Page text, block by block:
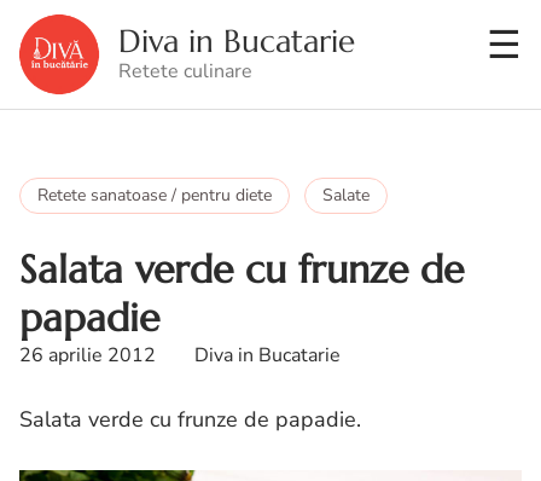
Diva in Bucatarie
Retete culinare
Retete sanatoase / pentru diete Salate
Salata verde cu frunze de
papadie
26 aprilie 2012 Diva in Bucatarie
Salata verde cu frunze de papadie.